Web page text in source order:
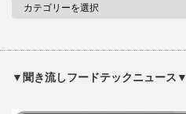
▼聞き流しフードテックニュース▼